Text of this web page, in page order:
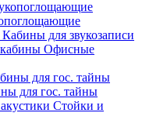
Кабины для звукозаписи
Офисные
для гос. тайны
Стойки и